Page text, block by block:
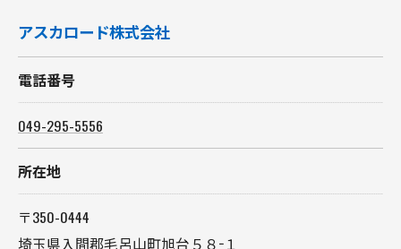
アスカロード株式会社
電話番号
049-295-5556
所在地
〒350-0444
埼玉県入間郡毛呂山町旭台５８−１